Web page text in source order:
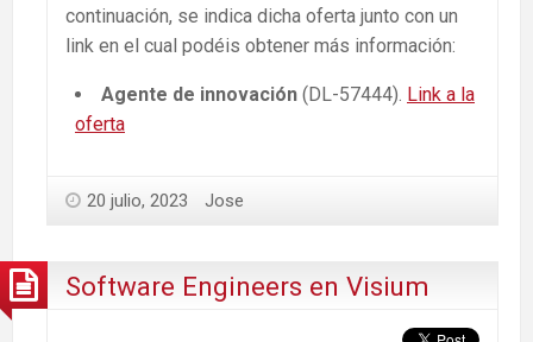
continuación, se indica dicha oferta junto con un
link en el cual podéis obtener más información:
Agente de innovación (DL-57444). Link a la
oferta
20 julio, 2023 Jose
Software Engineers en Visium